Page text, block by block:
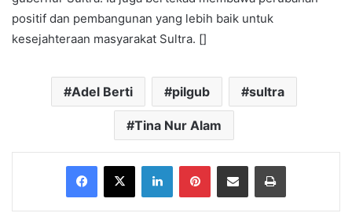
positif dan pembangunan yang lebih baik untuk
kesejahteraan masyarakat Sultra. []
Adel Berti pilgub sultra
Tina Nur Alam
Facebook
X LinkedInPinterestShare via Email Print